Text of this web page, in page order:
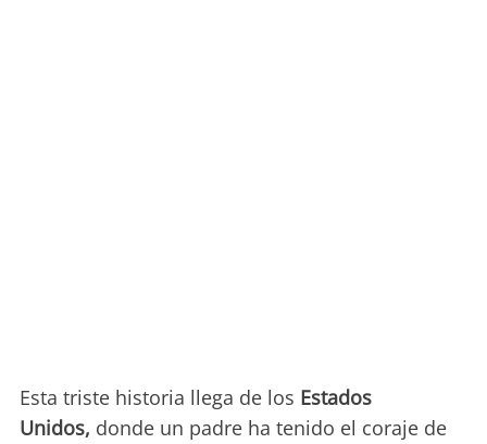
Esta triste historia llega de los Estados
Unidos, donde un padre ha tenido el coraje de